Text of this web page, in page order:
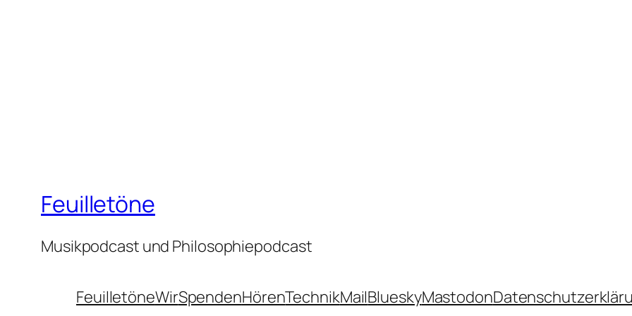
Feuilletöne
Musikpodcast und Philosophiepodcast
FeuilletöneWirSpendenHörenTechnikMailBlueskyMastodon